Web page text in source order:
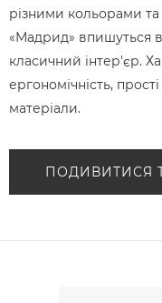
різними кольорами
«Мадрид» впишуться
класичний інтер'єр.
ергономічність,
матеріали.
ПОДИВИТИСЯ